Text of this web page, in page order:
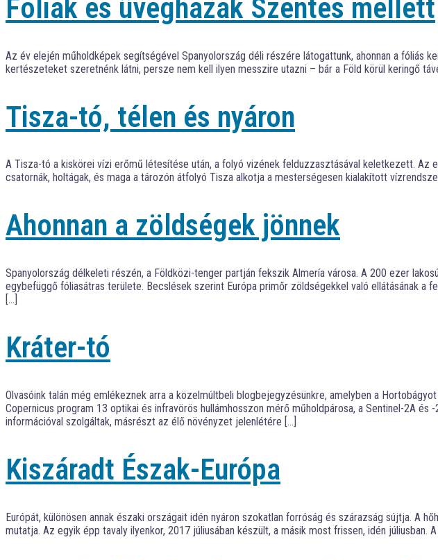
Fóliák és üvegházak Szentes mellett
Az év elején műholdképek segítségével Spanyolország déli részére látogattunk, ahonnan a fóliás
kertészeteket szeretnénk látni, persze nem kell ilyen messzire utazni – bár a Föld körül keringő
Tisza-tó, télen és nyáron
A Tisza-tó a kiskörei vízi erőmű létesítése után, a folyó vizének felduzzasztásával keletkezett.
csatornák, holtágak, és maga a tározón átfolyó Tisza alkotja a mesterségesen kialakított
Ahonnan a zöldségek jönnek
Spanyolország délkeleti részén, a Földközi-tenger partján fekszik Almería városa. A 200 ezer
egybefüggő fóliasátras területe. Becslések szerint Európa primőr zöldségekkel való ellátásának a
[…]
Kráter-tó
Olvasóink talán még emlékeznek arra a közelmúltbeli blogbejegyzésünkre, amelyben a
Copernicus program 13 optikai és infravörös hullámhosszon mérő műholdpárosa, a Sentinel-2A
információval szolgáltak, másrészt az élő növényzet jelenlétére […]
Kiszáradt Észak-Európa
Európát, különösen annak északi országait idén nyáron szokatlan forróság és szárazság sújtja. A
mutatja. Az egyik épp tavaly ilyenkor, 2017 júliusában készült, a másik most frissen, idén